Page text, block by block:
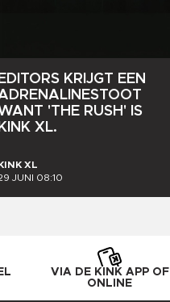
EDITORS KRIJGT EEN
'THE RUSH' IS
KINK XL.
XL
JUNI 08:10
VIA DE KINK APP OF
ONLINE